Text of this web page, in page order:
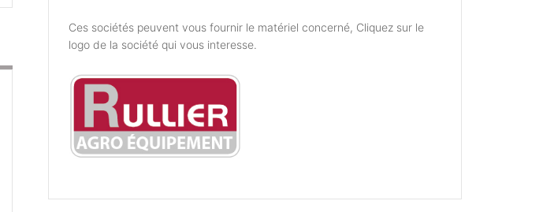
Ces sociétés peuvent vous fournir le matériel concerné, Cliquez sur le
logo de la société qui vous interesse.